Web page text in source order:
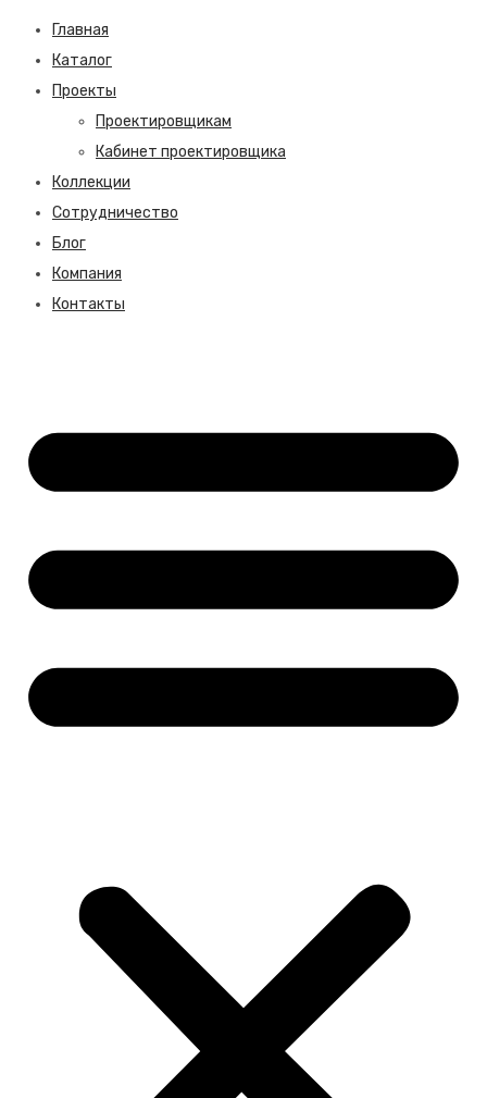
Главная
Каталог
Проекты
Проектировщикам
Кабинет проектировщика
Коллекции
Сотрудничество
Блог
Компания
Контакты